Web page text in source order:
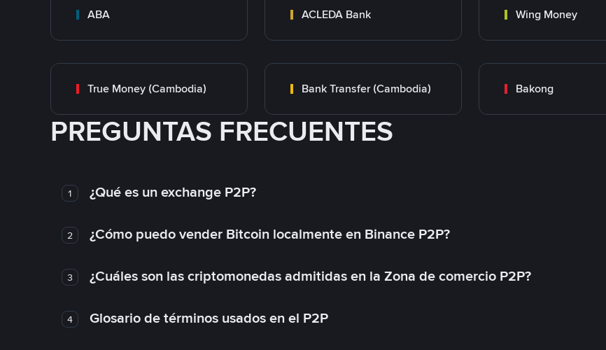
ABA ACLEDA Bank Wing Money
True Money (Cambodia) Bank Transfer (Cambodia) Bakong
PREGUNTAS FRECUENTES
1 ¿Qué es un exchange P2P?
2 ¿Cómo puedo vender Bitcoin localmente en Binance P2P?
3 ¿Cuáles son las criptomonedas admitidas en la Zona de comercio P2P?
4 Glosario de términos usados en el P2P